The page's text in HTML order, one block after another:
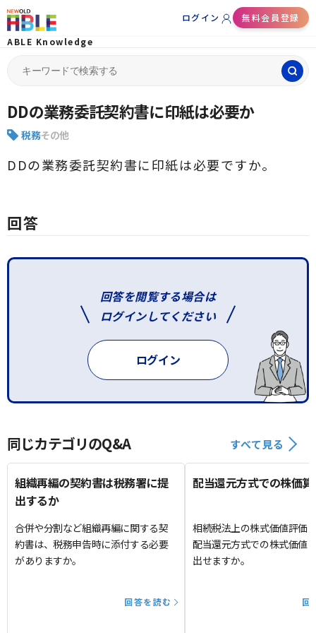
ログイン
無料会員登録
ABLE Knowledge
for:
DDの業務委託契約書に印紙は必要か
税務その他
DDの業務委託契約書に印紙は必要ですか。
回答
回答を閲覧する場合は
ログインしてください
ログイン
同じカテゴリのQ&A すべて見る
組織再編の契約書は税務署に提
出するか
合併や分割など組織再編に関する契
約書は、税務申告時に添付する必要
がありますか。
回答を読む
配当還元方式での株価算
相続税法上の株式価値評価
配当還元方式での株式価値
出せますか。
回